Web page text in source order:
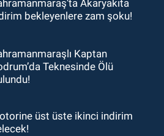
Akaryakıta
bekleyenlere zam şoku!
Kaptan
Teknesinde Ölü
üst üste ikinci indirim